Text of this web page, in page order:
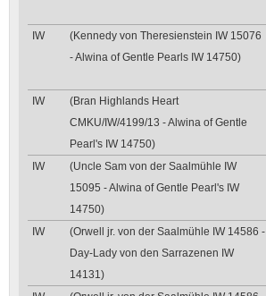
IW
(Kennedy von Theresienstein IW 15076
- Alwina of Gentle Pearls IW 14750)
IW
(Bran Highlands Heart
CMKU/IW/4199/13 - Alwina of Gentle
Pearl's IW 14750)
IW
(Uncle Sam von der Saalmühle IW
15095 - Alwina of Gentle Pearl's IW
14750)
IW
(Orwell jr. von der Saalmühle IW 14586 -
Day-Lady von den Sarrazenen IW
14131)